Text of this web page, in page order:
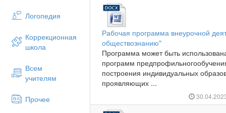
Логопедия
Коррекционная
школа
Всем
учителям
Прочее
Рабочая программа внеурочной
обществознанию"
Программа может быть
программ
построения индивидуальных
проявляющих ...